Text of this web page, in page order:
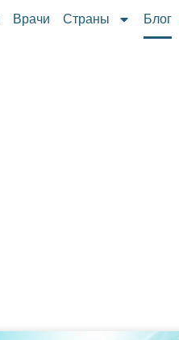
Врачи Страны Блог